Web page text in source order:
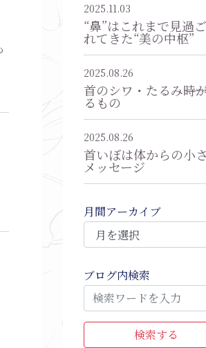
2025.11.03
“鼻”はこれまで見過
れてきた“美の中枢”
2025.08.26
首のシワ・たるみ――時
るもの
2025.08.26
首いぼは体からの小
メッセージ
月間アーカイブ
ブログ内検索